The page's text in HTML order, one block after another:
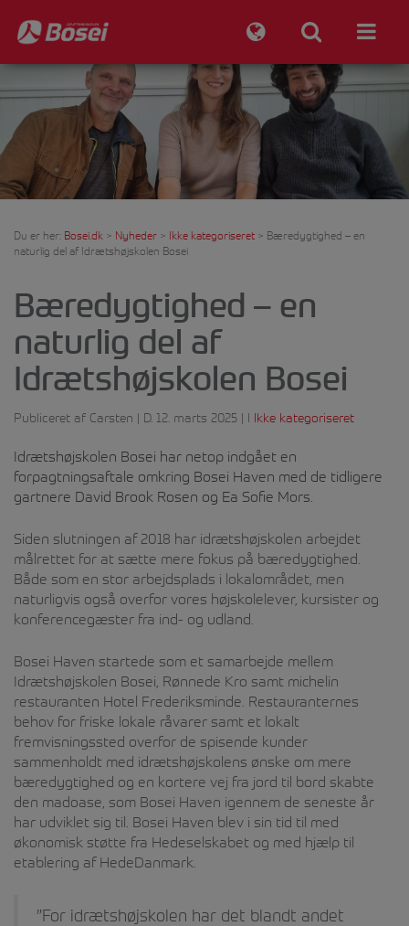
Du er her: Bosei.dk > Nyheder > Ikke kategoriseret > Bæredygtighed – en
naturlig del af Idrætshøjskolen Bosei
Bæredygtighed – en
naturlig del af
Idrætshøjskolen Bosei
Publiceret af Carsten | D. 12. marts 2025 | I Ikke kategoriseret
Idrætshøjskolen Bosei har netop indgået en
forpagtningsaftale omkring Bosei Haven med de tidligere
gartnere David Brook Rosen og Ea Sofie Mors.
Siden slutningen af 2018 har idrætshøjskolen arbejdet
målrettet for at sætte mere fokus på bæredygtighed.
Både som en stor arbejdsplads i lokalområdet, men
naturligvis også overfor vores højskolelever, kursister og
konferencegæster fra ind- og udland.
Bosei Haven startede som et samarbejde mellem
Idrætshøjskolen Bosei, Rønnede Kro samt michelin
restauranten Hotel Frederiksminde. Restauranternes
behov for friske lokale råvarer samt et lokalt
fremvisningssted overfor de spisende kunder
sammenholdt med idrætshøjskolens ønske om mere
bæredygtighed og en kortere vej fra jord til bord skabte
den madoase, som Bosei Haven igennem de seneste år
har udviklet sig til. Bosei Haven blev i sin tid til med
økonomisk støtte fra Hedeselskabet og med hjælp til
etablering af HedeDanmark.
”For idrætshøjskolen har det blandt andet